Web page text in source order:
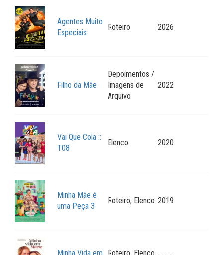
Agentes Muito
Especiais
Roteiro 2026
Filho da Mãe
Depoimentos /
Imagens de
Arquivo
2022
Vai Que Cola ::
T08
Elenco 2020
Minha Mãe é
uma Peça 3
Roteiro, Elenco 2019
Minha Vida em
Roteiro, Elenco,